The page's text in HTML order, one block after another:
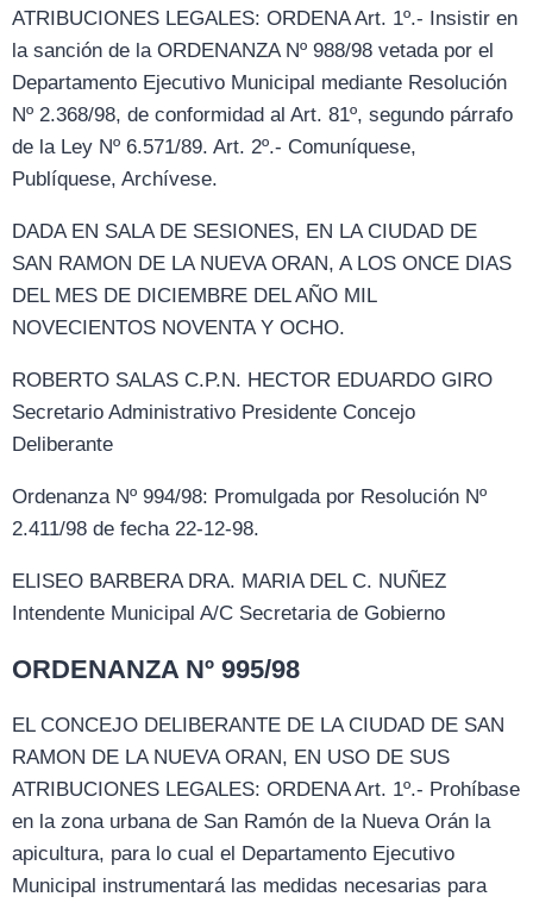
ATRIBUCIONES LEGALES: ORDENA Art. 1º.- Insistir en
la sanción de la ORDENANZA Nº 988/98 vetada por el
Departamento Ejecutivo Municipal mediante Resolución
Nº 2.368/98, de conformidad al Art. 81º, segundo párrafo
de la Ley Nº 6.571/89. Art. 2º.- Comuníquese,
Publíquese, Archívese.
DADA EN SALA DE SESIONES, EN LA CIUDAD DE
SAN RAMON DE LA NUEVA ORAN, A LOS ONCE DIAS
DEL MES DE DICIEMBRE DEL AÑO MIL
NOVECIENTOS NOVENTA Y OCHO.
ROBERTO SALAS C.P.N. HECTOR EDUARDO GIRO
Secretario Administrativo Presidente Concejo
Deliberante
Ordenanza Nº 994/98: Promulgada por Resolución Nº
2.411/98 de fecha 22-12-98.
ELISEO BARBERA DRA. MARIA DEL C. NUÑEZ
Intendente Municipal A/C Secretaria de Gobierno
ORDENANZA Nº 995/98
EL CONCEJO DELIBERANTE DE LA CIUDAD DE SAN
RAMON DE LA NUEVA ORAN, EN USO DE SUS
ATRIBUCIONES LEGALES: ORDENA Art. 1º.- Prohíbase
en la zona urbana de San Ramón de la Nueva Orán la
apicultura, para lo cual el Departamento Ejecutivo
Municipal instrumentará las medidas necesarias para